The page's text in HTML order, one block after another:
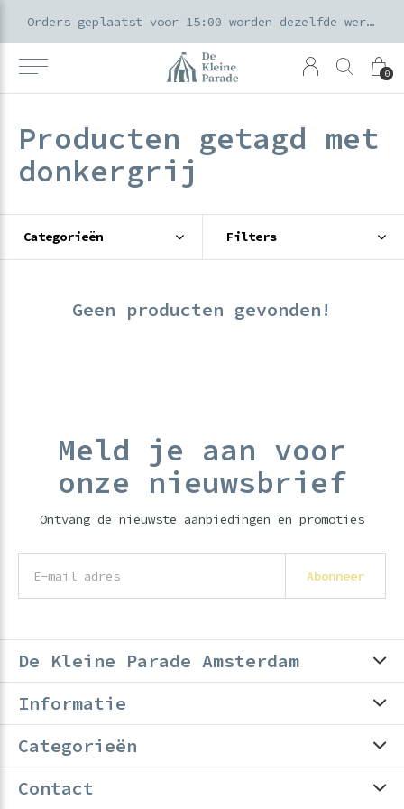
0
Orders geplaatst voor 15:00 worden dezelfde werkdag verzonden
Producten getagd met
donkergrij
Categorieën Filters
Geen producten gevonden!
Meld je aan voor
onze nieuwsbrief
Ontvang de nieuwste aanbiedingen en promoties
Abonneer
De Kleine Parade Amsterdam
Informatie
Categorieën
Contact